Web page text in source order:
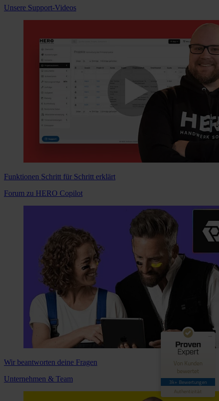
Unsere Support-Videos
Funktionen Schritt für Schritt erklärt
Forum zu HERO Copilot
Wir beantworten deine Fragen
Unternehmen & Team
Von Kunden
bewertet
3k+ Bewertungen
Authentizität
Kundenbewertungen und Erfahrungen zu
Hero Software
Empfehlungen auf
GUT
62
Bewertungen auf
ProvenExpert.com
3.035
Blick aufs ProvenExpert-Profil werfen